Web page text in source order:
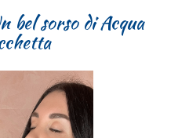
bel sorso di Acqua